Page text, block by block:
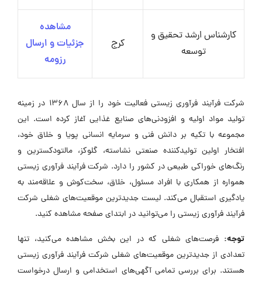
کارشناس ارشد تحقیق و
توسعه
کرج
مشاهده
جزئیات و ارسال
رزومه
شرکت فرآیند فرآوری زیستی فعالیت خود را از سال ۱۳۶۸ در زمینه
تولید مواد اولیه و افزودنی‌های صنایع غذایی آغاز کرده است. این
مجموعه با تکیه بر دانش فنی و سرمایه انسانی پویا و خلاق خود،
افتخار اولین تولیدکننده صنعتی نشاسته، گلوکز، مالتودکسترین و
رنگ‌های خوراکی طبیعی در کشور را دارد. شرکت فرآیند فرآوری زیستی
همواره از همکاری با افراد مسئول، خلاق، سخت‌کوش و علاقه‌مند به
یادگیری استقبال می‌کند. لیست جدیدترین موقعیت‌های شغلی شرکت
فرآیند فرآوری زیستی را می‌توانید در ابتدای صفحه مشاهده کنید.
توجه: فرصت‌های شغلی که در این بخش مشاهده می‌کنید، تنها
تعدادی از جدیدترین موقعیت‌های شغلی شرکت فرآیند فرآوری زیستی
هستند. برای بررسی تمامی آگهی‌های استخدامی و ارسال درخواست